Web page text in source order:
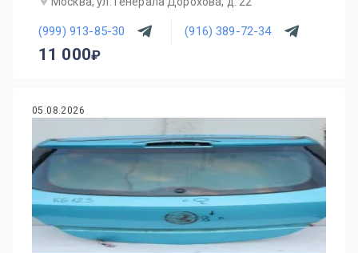
(999) 913-85-30 (916) 389-72-34
11 000
05.08.2026